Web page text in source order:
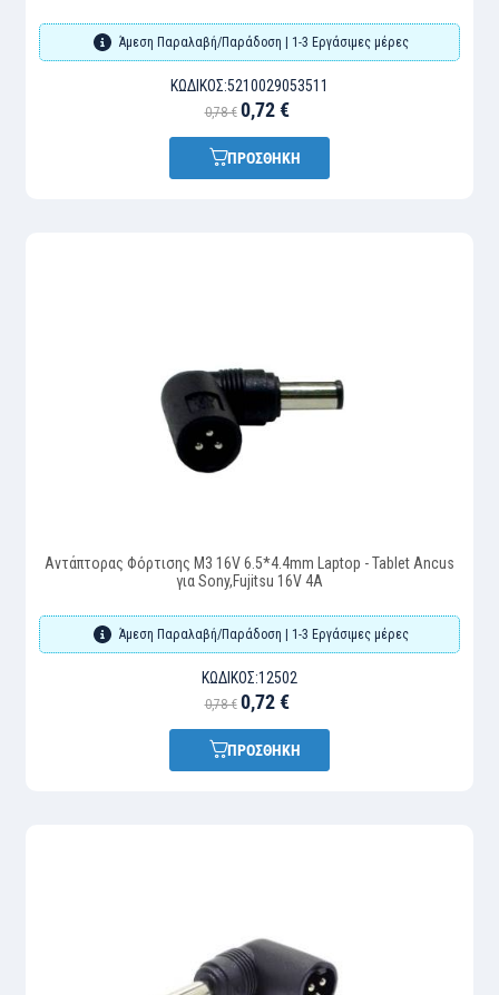
Άμεση Παραλαβή/Παράδοση | 1-3 Εργάσιμες μέρες
ΚΩΔΙΚΌΣ:5210029053511
0,78 € 0,72 €
ΠΡΟΣΘΗΚΗ
Αντάπτορας Φόρτισης M3 16V 6.5*4.4mm Laptop - Tablet Ancus
για Sony,Fujitsu 16V 4A
Άμεση Παραλαβή/Παράδοση | 1-3 Εργάσιμες μέρες
ΚΩΔΙΚΌΣ:12502
0,78 € 0,72 €
ΠΡΟΣΘΗΚΗ